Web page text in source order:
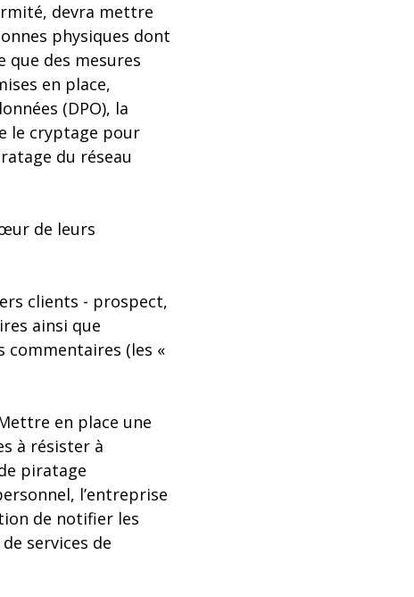
devra mettre
physiques dont
que des mesures
en place,
(DPO), la
le cryptage pour
du réseau
de leurs
clients - prospect,
ainsi que
commentaires (les «
en place une
à résister à
piratage
l’entreprise
de notifier les
services de